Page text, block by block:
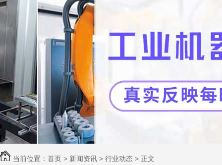
当前位置： 首页 > 新闻资讯 > 行业动态 > 正文